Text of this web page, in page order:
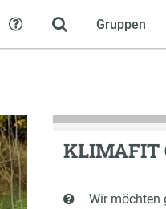
Gruppen
Hilfe
KLIMAFIT
Wir möchten